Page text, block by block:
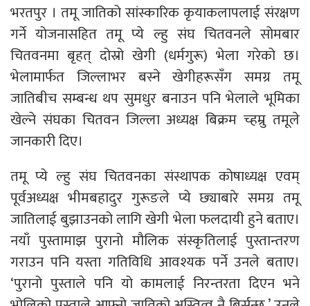
भरतपुर । तमू जातिको सांस्कारिक कृयाकलापलाई संरक्षण
गर्ने योजनासहित तमू प्ये ल्हु संघ चितवनले सोमबार
चितवनमा बृहत् दोस्रो खेगी (धर्मगुरू) भेला गरेको छ।
भेलामार्फत जिल्लाभर बस्ने खेगीहरूसँग समग्र तमू
जातिबीच सम्बन्ध थप सुमधुर बनाउन पनि भेलाले भूमिका
खेल्ने संघका चितवन जिल्ला अध्यक्ष बिक्रम च्हम्रु तमूले
जानकारी दिए।
तमू प्ये ल्हु संघ चितवनका संस्थापक कोषाध्यक्ष एवम्
पूर्वअध्यक्ष भीमबहादुर गुरूङले प्ये छ्याबारे समग्र तमू
जातिलाई बुझाउनको लागि खेगी भेला फलदायी हुने बताए।
नयाँ पुस्तामाझ पुरानो मौलिक संस्कृतिलाई पुस्तान्तरण
गराउन पनि यस्ता गतिविधि आवश्यक पर्ने उनले बताए।
‘पुरानो पुस्ताले पनि यो कामलाई निरन्तरता दिएन भने